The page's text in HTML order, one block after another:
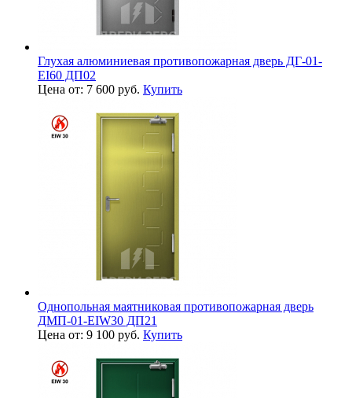
Глухая алюминиевая противопожарная дверь ДГ-01-
EI60 ДП02
Цена от: 7 600 руб. Купить
Однопольная маятниковая противопожарная дверь
ДМП-01-EIW30 ДП21
Цена от: 9 100 руб. Купить